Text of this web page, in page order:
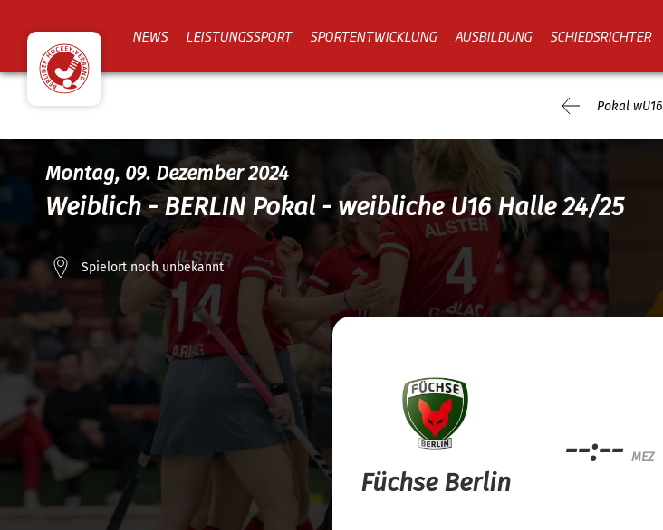
NEWS LEISTUNGSSPORT SPORTENTWICKLUNG AUSBILDUNG SCHIEDSRICHTER
Pokal wU16
Montag, 09. Dezember 2024
Weiblich - BERLIN Pokal - weibliche U16 Halle 24/25
Spielort noch unbekannt
Füchse Berlin
--:-- MEZ